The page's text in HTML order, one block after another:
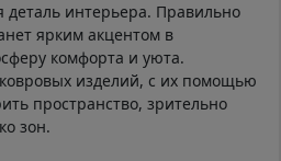
интерьера. Правильно
ярким акцентом в
комфорта и уюта.
изделий, с их помощью
пространство, зрительно
зон.